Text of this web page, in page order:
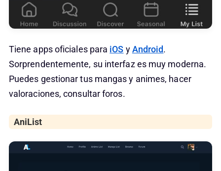
Tiene apps oficiales para iOS yAndroid.
Sorprendentemente, su interfaz es muy moderna.
Puedes gestionar tus mangas y animes, hacer
valoraciones, consultar foros.
AniList